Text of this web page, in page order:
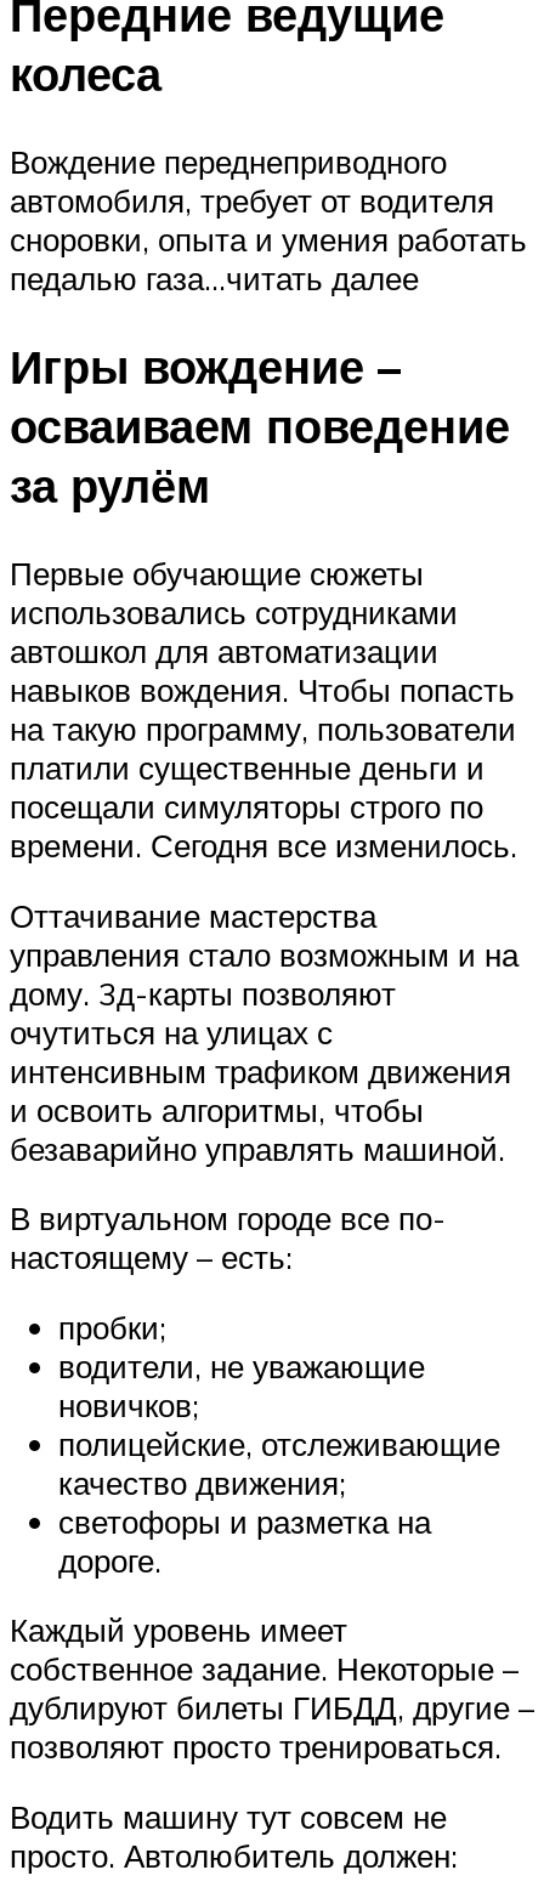
Передние ведущие
колеса
Вождение переднеприводного
автомобиля, требует от водителя
сноровки, опыта и умения работать
педалью газа…читать далее
Игры вождение –
осваиваем поведение
за рулём
Первые обучающие сюжеты
использовались сотрудниками
автошкол для автоматизации
навыков вождения. Чтобы попасть
на такую программу, пользователи
платили существенные деньги и
посещали симуляторы строго по
времени. Сегодня все изменилось.
Оттачивание мастерства
управления стало возможным и на
дому. 3д-карты позволяют
очутиться на улицах с
интенсивным трафиком движения
и освоить алгоритмы, чтобы
безаварийно управлять машиной.
В виртуальном городе все по-
настоящему – есть:
пробки;
водители, не уважающие
новичков;
полицейские, отслеживающие
качество движения;
светофоры и разметка на
дороге.
Каждый уровень имеет
собственное задание. Некоторые –
дублируют билеты ГИБДД, другие –
позволяют просто тренироваться.
Водить машину тут совсем не
просто. Автолюбитель должен: